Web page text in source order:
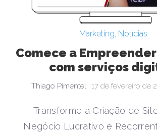
Marketing, Notícias
Comece a
com serviços
Thiago Pimentel 17 de fevereiro de
Transforme a Criação de
Negócio Lucrativo e